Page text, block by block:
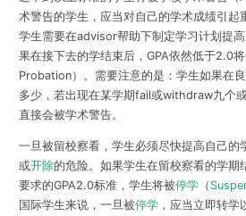
术警告的学生，应当对自己的学术成绩引起
学生需要在advisor帮助下制定学习计划提
果在接下去的学结束后，GPA依然低于2.0
Probation）。需要注意的是：学生如果在
多少，若出现在某学期fail或withdraw九个
直接会被学术警告。
一旦被留校察看，学生必须尽快提高自己的
或开除的危险。如果学生在留校察看的学期
要求的GPA2.0标准，学生将被停学（
国际学生来说，一旦被停学，应当立即转学